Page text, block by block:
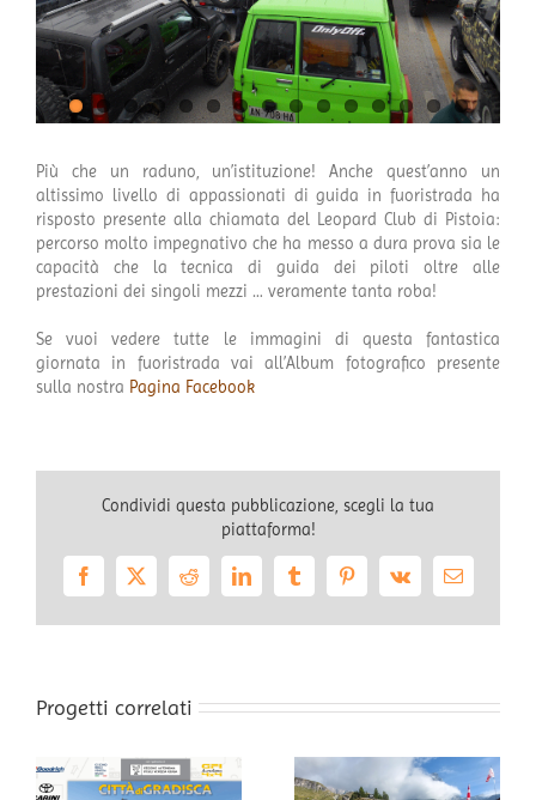
Più che un raduno, un’istituzione! Anche quest’anno un
altissimo livello di appassionati di guida in fuoristrada ha
risposto presente alla chiamata del Leopard Club di Pistoia:
percorso molto impegnativo che ha messo a dura prova sia le
capacità che la tecnica di guida dei piloti oltre alle
prestazioni dei singoli mezzi … veramente tanta roba!
Se vuoi vedere tutte le immagini di questa fantastica
giornata in fuoristrada vai all’Album fotografico presente
sulla nostra Pagina Facebook
Condividi questa pubblicazione, scegli la tua
piattaforma!
Facebook
X RedditLinkedInTumblrPinterest
Vk Email
Progetti correlati